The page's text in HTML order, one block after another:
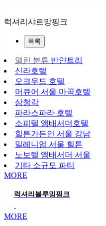
럭셔리샤르망핑크
목록
열린 분류 반얀트리
신라호텔
오크우드 호텔
머큐어 서울 마곡호텔
삼청각
파라스파라 호텔
소피텔 앰배서더호텔
힐튼가든인 서울 강남
밀레니엄 서울 힐튼
노보텔 앰배서더 서울
기타 소규모 파티
MORE
럭셔리블루밍핑크
MORE